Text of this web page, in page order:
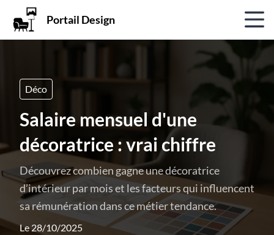
Portail Design
Déco
Salaire mensuel d'une
décoratrice : vrai chiffre
Découvrez combien gagne une décoratrice
d’intérieur par mois et les facteurs qui influencent
sa rémunération dans ce métier tendance.
Le 28/10/2025